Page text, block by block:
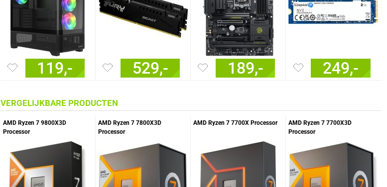
119,- 529,- 189,- 249,-
VERGELIJKBARE PRODUCTEN
AMD Ryzen 7 9800X3D
Processor
AMD Ryzen 7 7800X3D
Processor
AMD Ryzen 7 7700X Processor
AMD Ryzen 7 7700X3D
Processor